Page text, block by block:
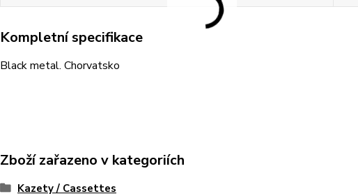
Kompletní specifikace
Black metal. Chorvatsko
Zboží zařazeno v kategoriích
Kazety / Cassettes